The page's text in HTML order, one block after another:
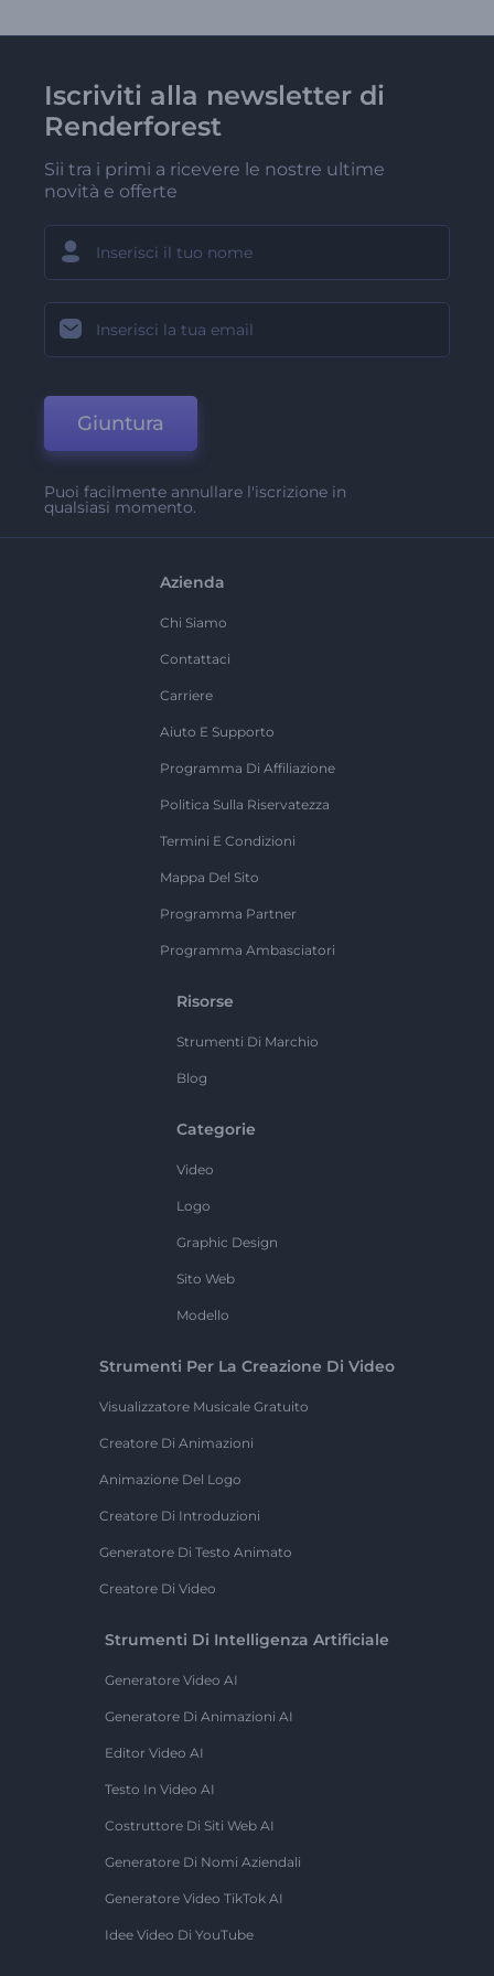
Iscriviti alla newsletter di
Renderforest
Sii tra i primi a ricevere le nostre ultime
novità e offerte
Giuntura
Puoi facilmente annullare l'iscrizione in
qualsiasi momento.
Azienda
Chi Siamo
Contattaci
Carriere
Aiuto E Supporto
Programma Di Affiliazione
Politica Sulla Riservatezza
Termini E Condizioni
Mappa Del Sito
Programma Partner
Programma Ambasciatori
Risorse
Strumenti Di Marchio
Blog
Categorie
Video
Logo
Graphic Design
Sito Web
Modello
Strumenti Per La Creazione Di Video
Visualizzatore Musicale Gratuito
Creatore Di Animazioni
Animazione Del Logo
Creatore Di Introduzioni
Generatore Di Testo Animato
Creatore Di Video
Strumenti Di Intelligenza Artificiale
Generatore Video AI
Generatore Di Animazioni AI
Editor Video AI
Testo In Video AI
Costruttore Di Siti Web AI
Generatore Di Nomi Aziendali
Generatore Video TikTok AI
Idee Video Di YouTube